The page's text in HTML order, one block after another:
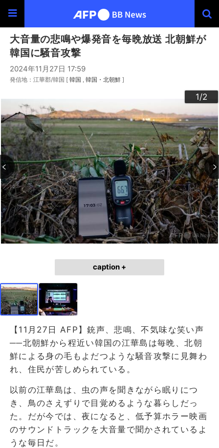
大音量の悲鳴や爆発音を毎晩放送 北朝鮮が
韓国に騒音攻撃
2024年11月27日 17:59
発信地：江華郡/韓国 [ 韓国 韓国・北朝鮮 ]
1/2
2/2
caption +
【11月27日 AFP】銃声、悲鳴、不気味な笑い声
──北朝鮮から程近い韓国の江華島は毎晩、北朝
鮮による身の毛もよだつような騒音攻撃に見舞わ
れ、住民が苦しめられている。
以前の江華島は、虫の声を聞きながら眠りにつ
き、鳥のさえずりで目覚めるような暮らしだっ
た。だが今では、夜になると、低予算ホラー映画
のサウンドトラックを大音量で聞かされているよ
うな毎日だ。